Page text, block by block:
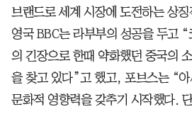
브랜드로 세계 시장에 도전하는 상
영국 BBC는 라부부의 성공을 두고
의 긴장으로 한때 약화했던 중국의
을 찾고 있다”고 했고, 포브스는 “
문화적 영향력을 갖추기 시작했다.